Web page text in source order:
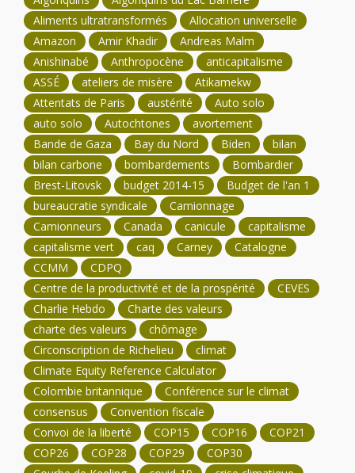
Aliments ultratransformés
Allocation universelle
Amazon
Amir Khadir
Andreas Malm
Anishinabé
Anthropocène
anticapitalisme
ASSÉ
ateliers de misère
Atikamekw
Attentats de Paris
austérité
Auto solo
auto solo
Autochtones
avortement
Bande de Gaza
Bay du Nord Biden
bilan
bilan carbone
bombardements
Bombardier
Brest-Litovsk
budget 2014-15
Budget de l'an 1
bureaucratie syndicale
Camionnage
Camionneurs
Canada canicule
capitalisme
capitalisme vert
caq Carney
Catalogne
CCMM
CDPQ
Centre de la productivité et de la prospérité
CEVES
Charlie Hebdo
Charte des valeurs
charte des valeurs
chômage
Circonscription de Richelieu
climat
Climate Equity Reference Calculator
Colombie britannique
Conférence sur le climat
consensus
Convention fiscale
Convoi de la liberté
COP15 COP16
COP21
COP26
COP28 COP29
COP30